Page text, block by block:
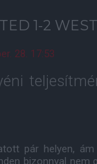
1-2
28. 17:53
pár helyen,
bizonnyal nem